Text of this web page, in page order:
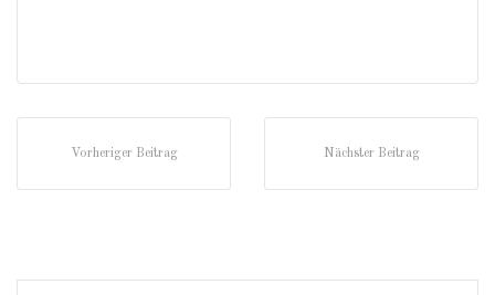
Vorheriger Beitrag Nächster Beitrag